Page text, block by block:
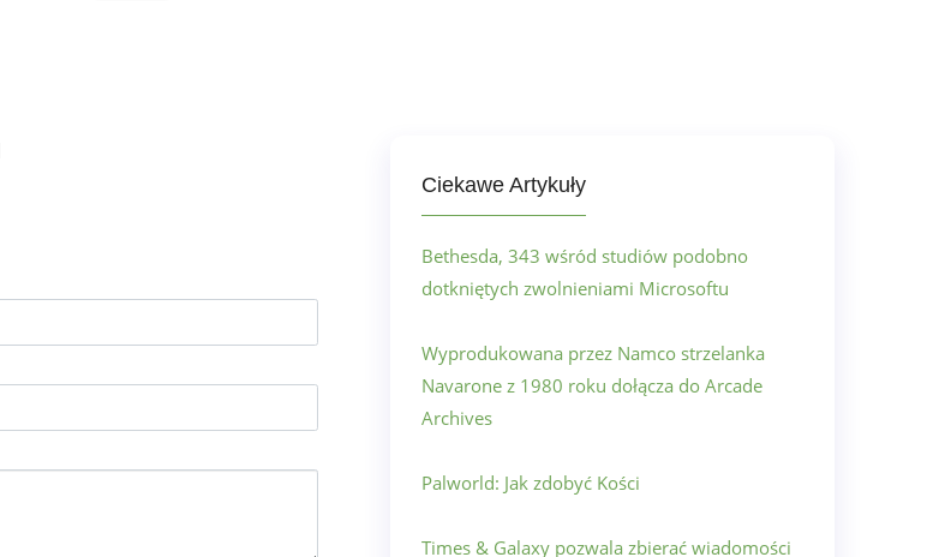
Ciekawe Artykuły
Bethesda, 343 wśród studiów podobno
dotkniętych zwolnieniami Microsoftu
Wyprodukowana przez Namco strzelanka
Navarone z 1980 roku dołącza do Arcade
Archives
Palworld: Jak zdobyć Kości
Times & Galaxy pozwala zbierać wiadomości